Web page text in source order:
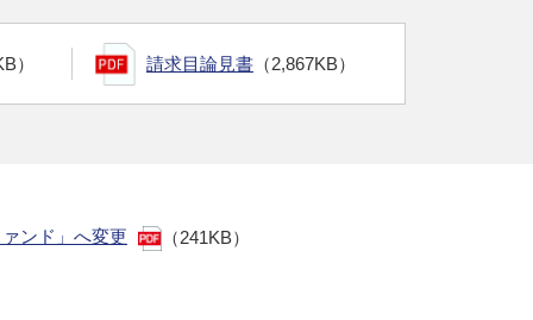
） 請求目論見書 （2,867KB）
ンド」へ変更 （241KB）